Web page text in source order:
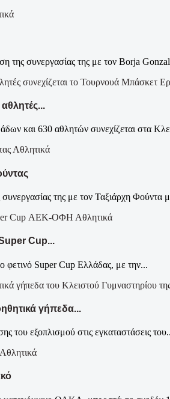
συνεργασίας της με τον Borja
και 630 αθλητών συνεχίζεται στα
Αθλητικά
της με τον Ταξιάρχη Φούντα
Αθλητικά
Cup...
φετινό Super Cup Ελλάδας, με την...
γήπεδα...
του εξοπλισμού στις εγκαταστάσεις
Αθλητικά